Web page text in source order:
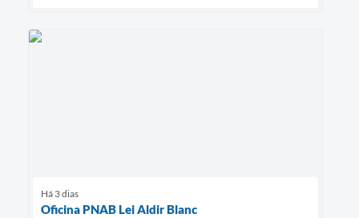
Há 3 dias
Oficina PNAB Lei Aldir Blanc